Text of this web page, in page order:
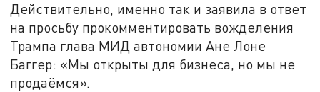
Действительно, именно так и заявила в ответ
на просьбу прокомментировать вожделения
Трампа глава МИД автономии Ане Лоне
Баггер: «Мы открыты для бизнеса, но мы не
продаёмся».